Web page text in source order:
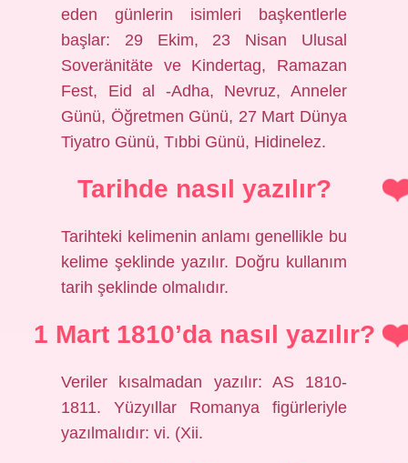
eden günlerin isimleri başkentlerle
başlar: 29 Ekim, 23 Nisan Ulusal
Soveränitäte ve Kindertag, Ramazan
Fest, Eid al -Adha, Nevruz, Anneler
Günü, Öğretmen Günü, 27 Mart Dünya
Tiyatro Günü, Tıbbi Günü, Hidinelez.
Tarihde nasıl yazılır?
Tarihteki kelimenin anlamı genellikle bu
kelime şeklinde yazılır. Doğru kullanım
tarih şeklinde olmalıdır.
1 Mart 1810’da nasıl yazılır?
Veriler kısalmadan yazılır: AS 1810-
1811. Yüzyıllar Romanya figürleriyle
yazılmalıdır: vi. (Xii.